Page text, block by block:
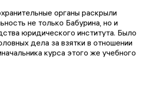
органы раскрыли
не только Бабурина, но и
юридического института. Было
дела за взятки в отношении
курса этого же учебного